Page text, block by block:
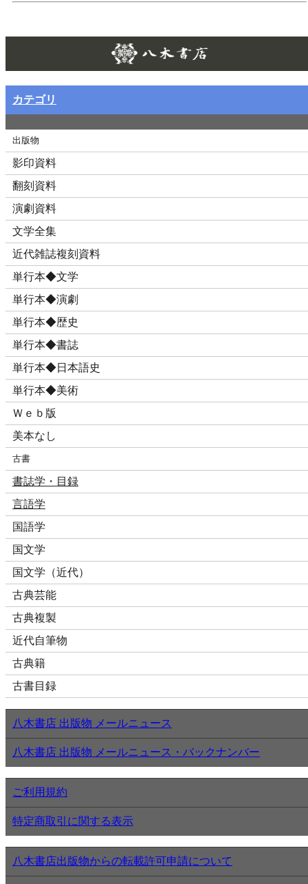
カテゴリ
出版物
影印資料
翻刻資料
演劇資料
文学全集
近代雑誌複刻資料
単行本◆文学
単行本◆演劇
単行本◆歴史
単行本◆書誌
単行本◆日本語史
単行本◆美術
Ｗｅｂ版
美本なし
古書
書誌学・目録
言語学
国語学
国文学
国文学（近代）
古典芸能
古典複製
近代自筆物
古典籍
古書目録
八木書店 出版物 メールニュース
八木書店 出版物 メールニュース・バックナンバー
ご利用規約
特定商取引に関する表示
八木書店出版物からの転載許可申請について